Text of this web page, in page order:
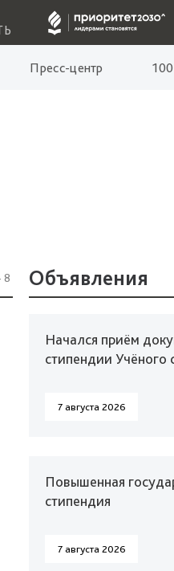
Пресс-центр
Объявления
Начался приём
стипендии Учёного
7 августа 2026
Повышенная
стипендия
7 августа 2026